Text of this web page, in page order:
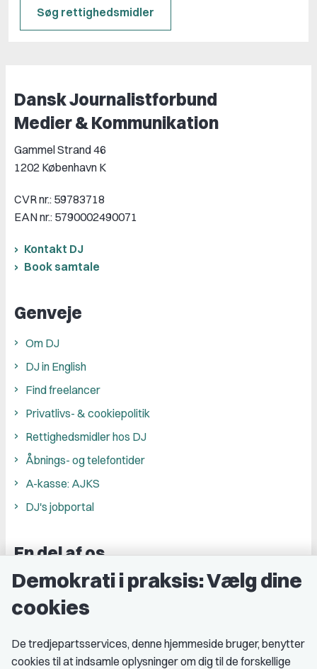
Søg rettighedsmidler
Dansk Journalistforbund
Medier & Kommunikation
Gammel Strand 46
1202 København K
CVR nr.: 59783718
EAN nr.: 5790002490071
Kontakt DJ
Book samtale
Genveje
Om DJ
DJ in English
Find freelancer
Privatlivs- & cookiepolitik
Rettighedsmidler hos DJ
Åbnings- og telefontider
A-kasse: AJKS
DJ's jobportal
En del af os
Grupper og kredse
Studenterorganisationer
Demokrati i praksis: Vælg dine
cookies
De tredjepartsservices, denne hjemmeside bruger, benytter
cookies til at indsamle oplysninger om dig til de forskellige